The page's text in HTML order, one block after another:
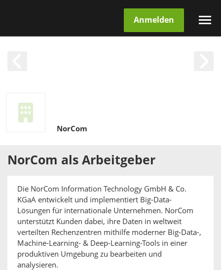
Anmelden
NorCom
NorCom als Arbeitgeber
Die NorCom Information Technology GmbH & Co.
KGaA entwickelt und implementiert Big-Data-
Lösungen für internationale Unternehmen. NorCom
unterstützt Kunden dabei, ihre Daten in weltweit
verteilten Rechenzentren mithilfe moderner Big-Data-,
Machine-Learning- & Deep-Learning-Tools in einer
produktiven Umgebung zu bearbeiten und
analysieren.